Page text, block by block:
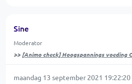
Sine
Moderator
>> [Animo check] Hoogspannings voeding
maandag 13 september 2021 19:22:20